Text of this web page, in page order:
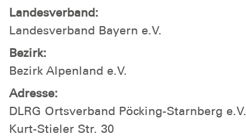
Landesverband:
Landesverband Bayern e.V.
Bezirk:
Bezirk Alpenland e.V.
Adresse:
DLRG Ortsverband Pöcking-Starnberg e.V.
Kurt-Stieler Str. 30